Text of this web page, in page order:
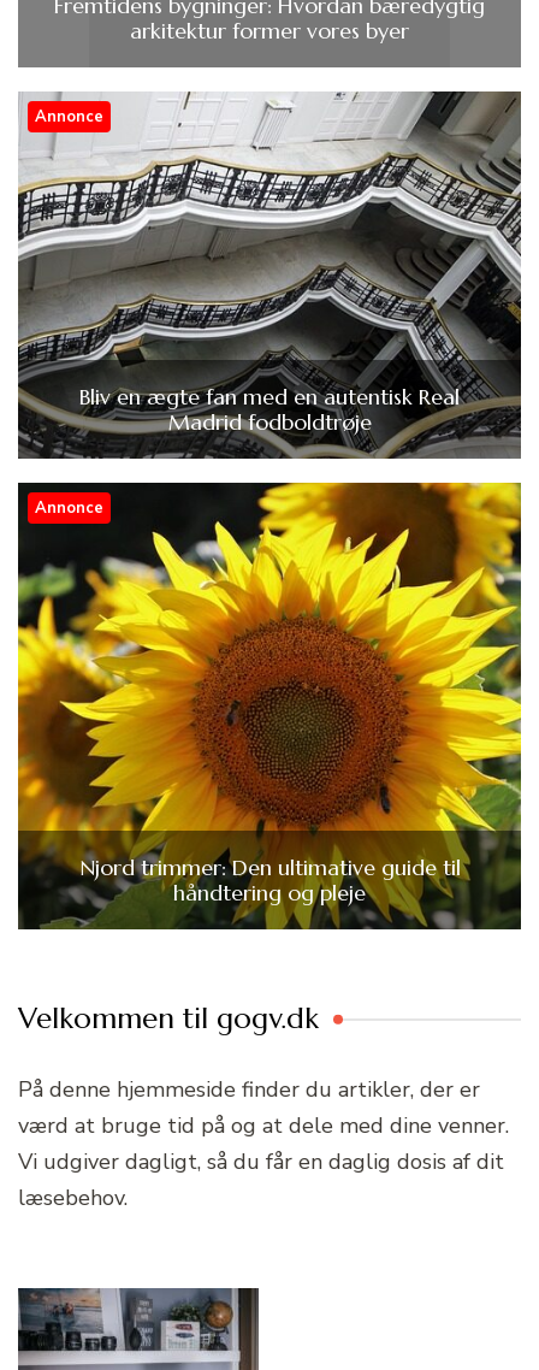
arkitektur former vores byer
Annonce
Bliv en ægte fan med en autentisk Real
Madrid fodboldtrøje
Annonce
Njord trimmer: Den ultimative guide til
håndtering og pleje
Velkommen til gogv.dk
På denne hjemmeside finder du artikler, der er
værd at bruge tid på og at dele med dine venner.
Vi udgiver dagligt, så du får en daglig dosis af dit
læsebehov.